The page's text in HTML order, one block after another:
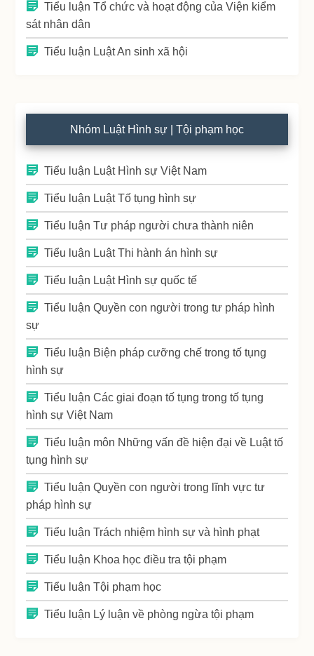
Tiểu luận Tổ chức và hoạt động của Viện kiểm
sát nhân dân
Tiểu luận Luật An sinh xã hội
Nhóm Luật Hình sự | Tội phạm học
Tiểu luận Luật Hình sự Việt Nam
Tiểu luận Luật Tố tụng hình sự
Tiểu luận Tư pháp người chưa thành niên
Tiểu luận Luật Thi hành án hình sự
Tiểu luận Luật Hình sự quốc tế
Tiểu luận Quyền con người trong tư pháp hình
sự
Tiểu luận Biện pháp cưỡng chế trong tố tụng
hình sự
Tiểu luận Các giai đoạn tố tụng trong tố tụng
hình sự Việt Nam
Tiểu luận môn Những vấn đề hiện đại về Luật tố
tụng hình sự
Tiểu luận Quyền con người trong lĩnh vực tư
pháp hình sự
Tiểu luận Trách nhiệm hình sự và hình phạt
Tiểu luận Khoa học điều tra tội phạm
Tiểu luận Tội phạm học
Tiểu luận Lý luận về phòng ngừa tội phạm